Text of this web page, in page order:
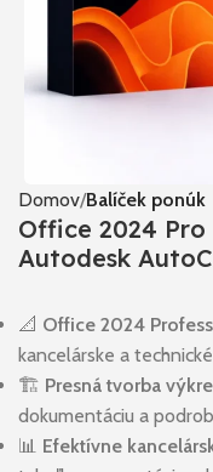
Domov Balíček ponúk
Office 2024 Pro
Autodesk
📐 Office 2024
kancelárske a
🏗️ Presná tvorba
dokumentáciu a
📊 Efektívne